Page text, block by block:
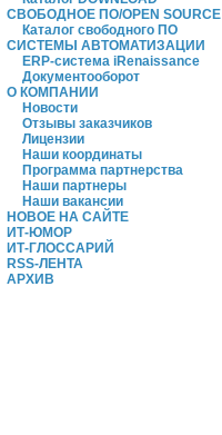
СВОБОДНОЕ ПО/OPEN SOURCE
Каталог свободного ПО
СИСТЕМЫ АВТОМАТИЗАЦИИ
ERP-система iRenaissance
Документооборот
О КОМПАНИИ
Новости
Отзывы заказчиков
Лицензии
Наши координаты
Программа партнерства
Наши партнеры
Наши вакансии
НОВОЕ НА САЙТЕ
ИТ-ЮМОР
ИТ-ГЛОССАРИЙ
RSS-ЛЕНТА
АРХИВ